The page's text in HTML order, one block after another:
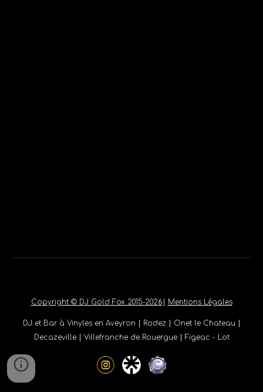
Copyright © DJ Gold Fox 2015-2026 Mentions Légales
DJ et Bar à Vinyles en Aveyron Rodez Onet le Chateau
Decazeville
Villefranche de Rouergue Figeac - Lot